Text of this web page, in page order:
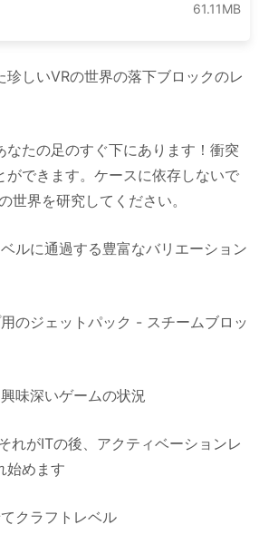
61.11MB
しいVRの世界の落下ブロックのレ
なたの足のすぐ下にあります！衝突
ができます。ケースに依存しないで
世界を研究してください。
ルに通過する豊富なバリエーション
のジェットパック - スチームブロッ
味深いゲームの状況
れがITの後、アクティベーションレ
始めます
クラフトレベル